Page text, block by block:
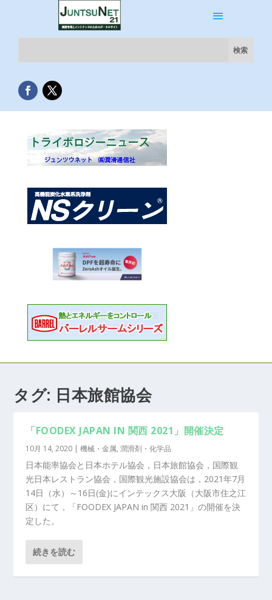
タグ: 日本旅館協会
「FOODEX JAPAN IN 関西 2021」開催決定
10月 14, 2020 |機械・金属,潤滑剤・化学品
日本能率協会と日本ホテル協会，日本旅館協会，国際観
光日本レストラン協会，国際観光施設協会は，2021年7月
14日（水）～16日(金)にインテックス大阪（大阪市住之江
区）にて，「FOODEX JAPAN in 関西 2021」の開催を決
定した。
続きを読む